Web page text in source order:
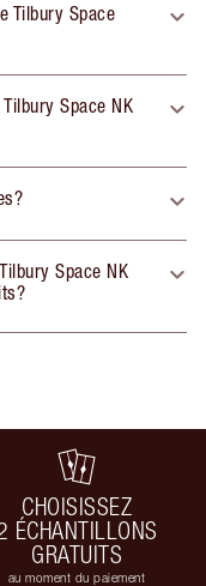
Tilbury Space
Space NK
Space NK
CHOISISSEZ
ÉCHANTILLONS
GRATUITS
au moment du paiement